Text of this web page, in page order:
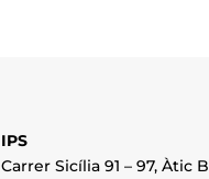
IPS
Carrer Sicília 91 – 97, Àtic B